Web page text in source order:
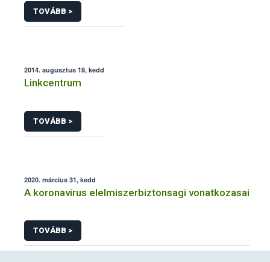
TOVÁBB >
2014. augusztus 19, kedd
Linkcentrum
TOVÁBB >
2020. március 31, kedd
A koronavirus elelmiszerbiztonsagi vonatkozasai
TOVÁBB >